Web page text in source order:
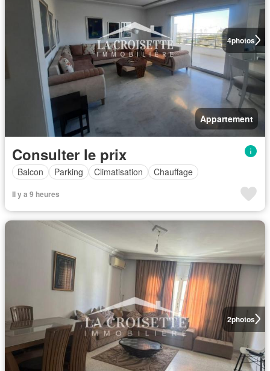
4photos
Appartement
Consulter le prix
Balcon Parking Climatisation Chauffage
Il y a 9 heures
2photos